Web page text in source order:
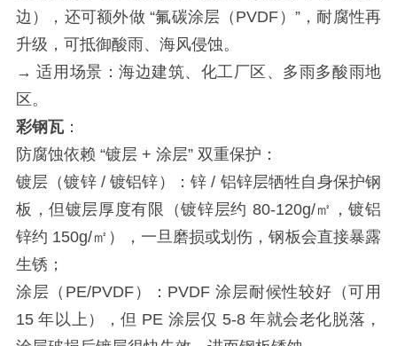
边），还可额外做 “氟碳涂层（PVDF）”，耐腐性再
升级，可抵御酸雨、海风侵蚀。
→ 适用场景：海边建筑、化工厂区、多雨多酸雨地
区。
彩钢瓦：
防腐蚀依赖 “镀层 + 涂层” 双重保护：
镀层（镀锌 / 镀铝锌）：锌 / 铝锌层牺牲自身保护钢
板，但镀层厚度有限（镀锌层约 80-120g/㎡，镀铝
锌约 150g/㎡），一旦磨损或划伤，钢板会直接暴露
生锈；
涂层（PE/PVDF）：PVDF 涂层耐候性较好（可用
15 年以上），但 PE 涂层仅 5-8 年就会老化脱落，